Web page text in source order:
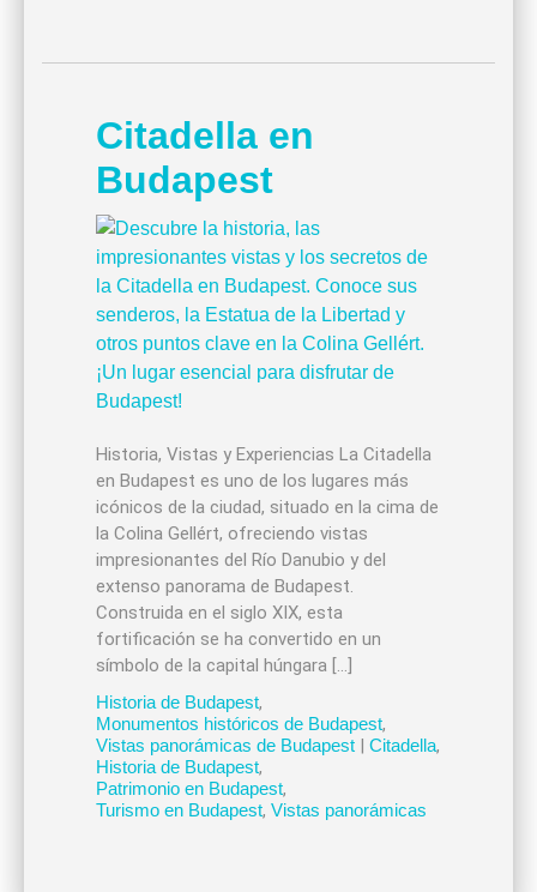
Citadella en
Budapest
Historia, Vistas y Experiencias La Citadella
en Budapest es uno de los lugares más
icónicos de la ciudad, situado en la cima de
la Colina Gellért, ofreciendo vistas
impresionantes del Río Danubio y del
extenso panorama de Budapest.
Construida en el siglo XIX, esta
fortificación se ha convertido en un
símbolo de la capital húngara […]
Historia de Budapest,
Monumentos históricos de Budapest,
Vistas panorámicas de Budapest| Citadella,
Historia de Budapest,
Patrimonio en Budapest,
Turismo en Budapest, Vistas panorámicas